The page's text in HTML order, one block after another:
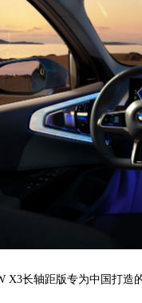
X3长轴距版专为中国打造